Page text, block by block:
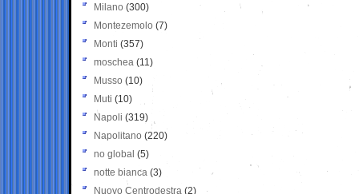
Milano (300)
Montezemolo (7)
Monti (357)
moschea (11)
Musso (10)
Muti (10)
Napoli (319)
Napolitano (220)
no global (5)
notte bianca (3)
Nuovo Centrodestra (2)